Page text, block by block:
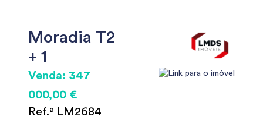
Moradia T2
+ 1
Venda: 347
000,00 €
Ref.ª LM2684